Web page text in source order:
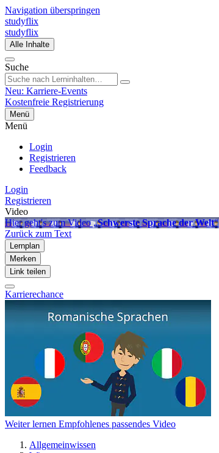
Navigation überspringen
studyflix
studyflix
Alle Inhalte
Suche
Neu: Karriere-Events
Kostenfreie Registrierung
Menü
Menü
Login
Registrieren
Feedback
Login
Registrieren
Video
Hier geht's zum Video „Schwerste Sprache der Welt“
Zurück zum Text
Lernplan
Merken
Link teilen
Karrierechance
Weiter lernen Empfohlenes passendes Video
Allgemeinwissen